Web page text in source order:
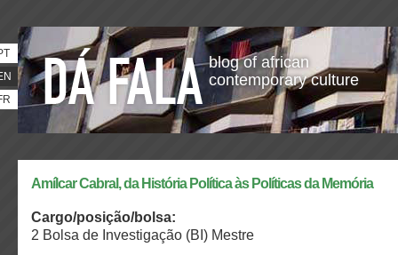
blog of african
contemporary culture
Amílcar Cabral, da História Política às Políticas da Memória
Cargo/posição/bolsa:
2 Bolsa de Investigação (BI) Mestre